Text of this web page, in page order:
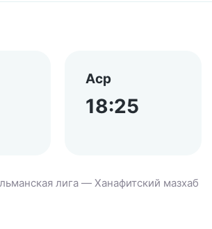
Аср
18:25
лига — Ханафитский мазхаб